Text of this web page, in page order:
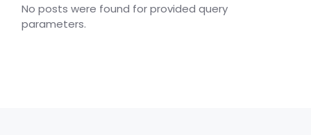
No posts were found for provided query
parameters.